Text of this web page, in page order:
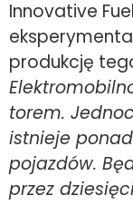
Innovative
produkcję
torem.
istnieje
pojazdów.
przez